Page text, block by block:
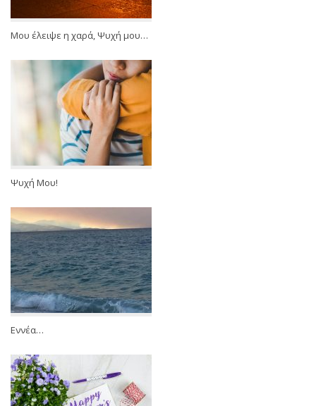
Μου έλειψε η χαρά, Ψυχή μου…
Ψυχή Μου!
Εννέα…